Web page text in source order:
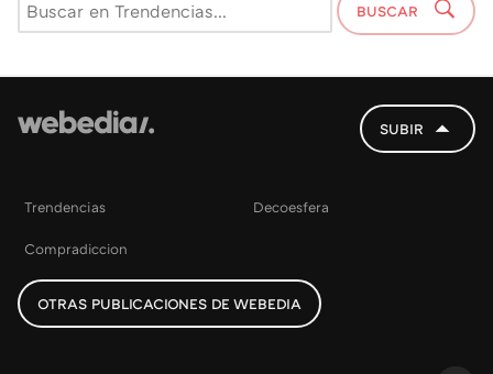
BUSCAR
SUBIR
Trendencias Decoesfera
Compradiccion
OTRAS PUBLICACIONES DE WEBEDIA